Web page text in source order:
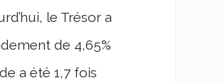
le Trésor a
de 4,65%
a été 1,7 fois